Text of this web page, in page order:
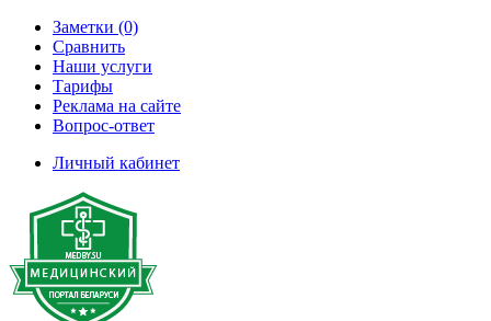
Заметки (0)
Сравнить
Наши услуги
Тарифы
Реклама на сайте
Вопрос-ответ
Личный кабинет